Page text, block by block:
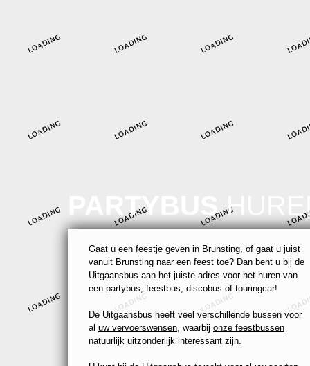
PARTYBUS
Gaat u een feestje geven in Brunsting, of gaat u juist
vanuit Brunsting naar een feest toe? Dan bent u bij de
Uitgaansbus aan het juiste adres voor het huren van
een partybus, feestbus, discobus of touringcar!
De Uitgaansbus heeft veel verschillende bussen voor
al uw vervoerswensen, waarbij onze feestbussen
natuurlijk uitzonderlijk interessant zijn.